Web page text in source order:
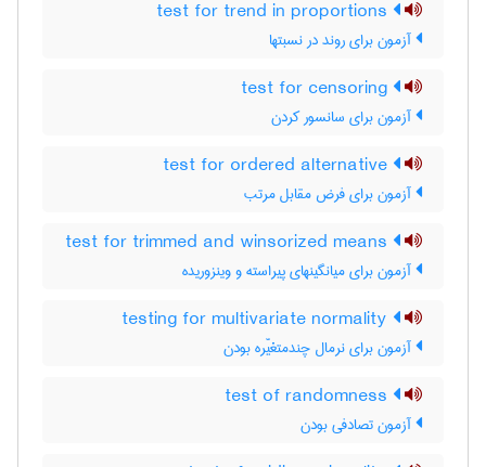
آزمون برای روند در نسبتها
آزمون برای سانسور کردن
آزمون برای فرض مقابل مرتب
آزمون برای میانگینهای پیراسته و وینزوریده
آزمون برای نرمال چندمتغیّره بودن
آزمون تصادفی بودن